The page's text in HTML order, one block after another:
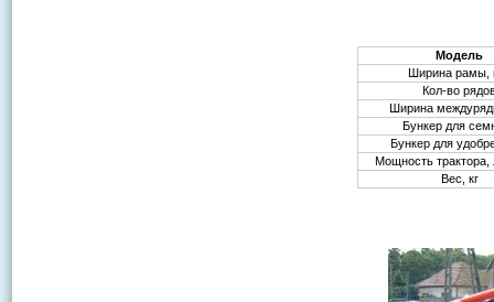
Модель
Ширина
Кол-во
Ширина
Бункер для
Бункер для
Мощность трактора,
Вес, кг